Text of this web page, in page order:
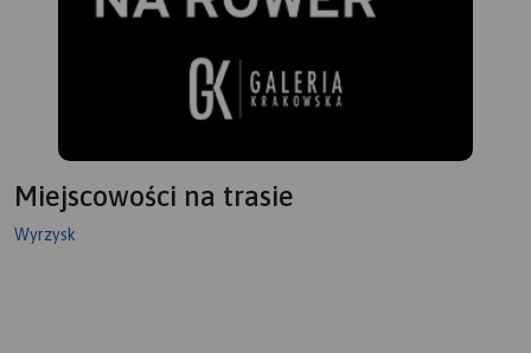
Miejscowości na trasie
Wyrzysk